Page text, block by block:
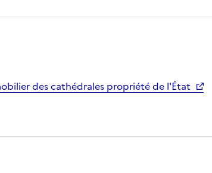
des cathédrales propriété de l'État